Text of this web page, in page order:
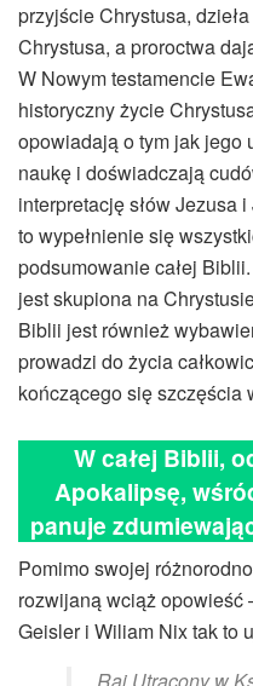
przyjście Chrystusa,
Chrystusa, a proroctwa
W Nowym testamencie
historyczny życie
opowiadają o tym jak jego
naukę i doświadczają
interpretację słów Jezusa
to wypełnienie się
podsumowanie całej
jest skupiona na
Biblii jest również
prowadzi do życia
kończącego się szczęścia
W całej Biblii,
Apokalipsę,
panuje
Pomimo swojej
rozwijaną wciąż opowieść
Geisler i Wiliam Nix tak to